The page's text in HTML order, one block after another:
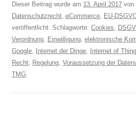
Dieser Beitrag wurde am 13. April 2017 von
Datenschutzrecht, eCommerce, EU-
veröffentlicht. Schlagworte: Cookies,
Verordnung, Einwilligung, elektronische
Google, Internet der Dinge, Internet of
Recht, Regelung, Voraussetzung der
TMG.